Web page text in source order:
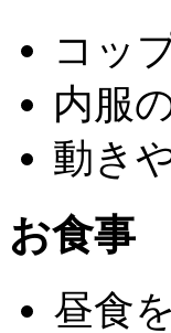
コッ
内服
動き
お食事
昼食